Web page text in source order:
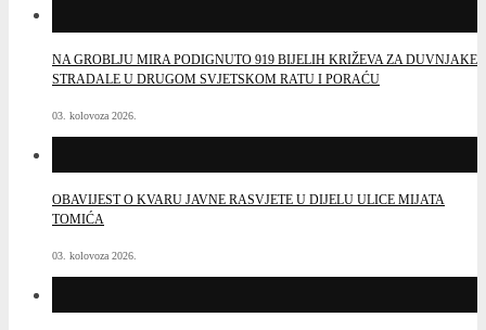
NA GROBLJU MIRA PODIGNUTO 919 BIJELIH KRIŽEVA ZA DUVNJAKE
STRADALE U DRUGOM SVJETSKOM RATU I PORAĆU
03. kolovoza 2026.
OBAVIJEST O KVARU JAVNE RASVJETE U DIJELU ULICE MIJATA
TOMIĆA
03. kolovoza 2026.